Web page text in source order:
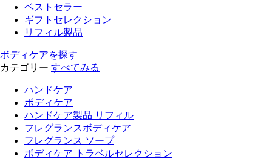
ベストセラー
ギフトセレクション
リフィル製品
ボディケアを探す
カテゴリー すべてみる
ハンドケア
ボディケア
ハンドケア製品 リフィル
フレグランスボディケア
フレグランス ソープ
ボディケア トラベルセレクション